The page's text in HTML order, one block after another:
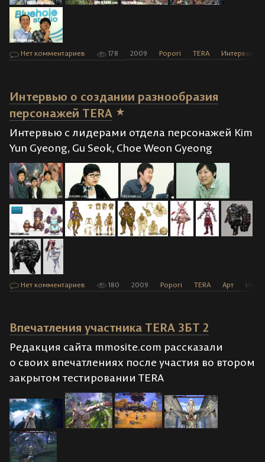
Нет комментариев 178 2009 Popori TERA Интервью
Интервью о создании разнообразия
персонажей TERA
Интервью с лидерами отдела персонажей Kim
Yun Gyeong, Gu Seok, Choe Weon Gyeong
Нет комментариев 180 2009 Popori TERA Арт
Впечатления участника TERA ЗБТ 2
Редакция сайта mmosite.com рассказали
о своих впечатлениях после участия во втором
закрытом тестировании TERA